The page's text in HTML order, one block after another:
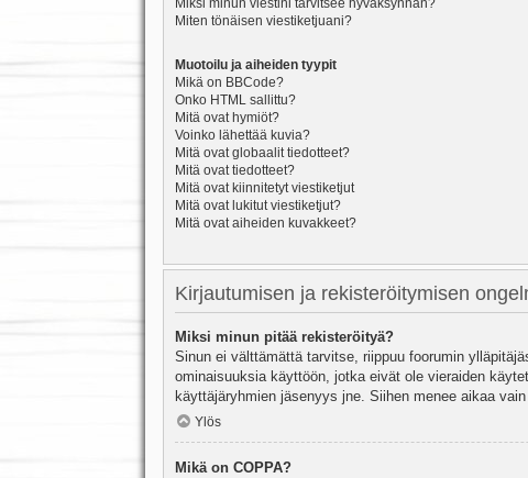
Miten tönäisen viestiketjuani?
Muotoilu ja aiheiden tyypit
Mikä on BBCode?
Onko HTML sallittu?
Mitä ovat hymiöt?
Voinko lähettää kuvia?
Mitä ovat globaalit tiedotteet?
Mitä ovat tiedotteet?
Mitä ovat kiinnitetyt viestiketjut
Mitä ovat lukitut viestiketjut?
Mitä ovat aiheiden kuvakkeet?
Kirjautumisen ja rekisteröitymisen
Miksi minun pitää rekisteröityä?
Sinun ei välttämättä tarvitse, riippuu foorumin
ominaisuuksia käyttöön, jotka eivät ole vieraiden
käyttäjäryhmien jäsenyys jne. Siihen menee aikaa
Ylös
Mikä on COPPA?